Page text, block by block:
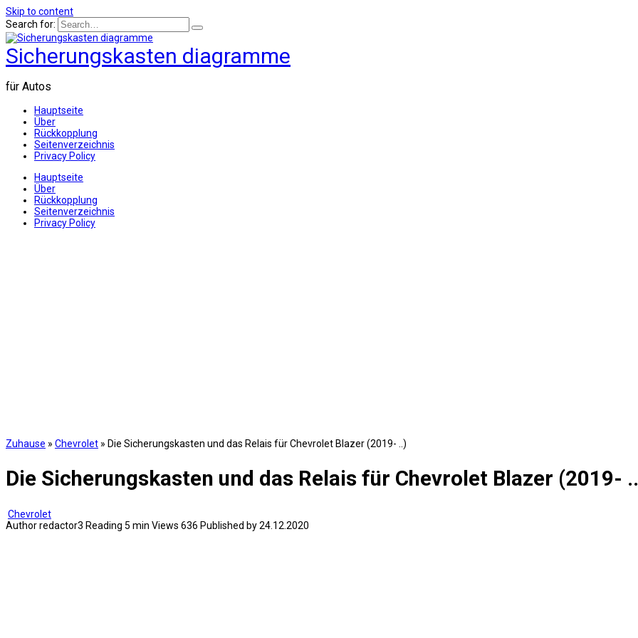
Skip to content
Search for:
Sicherungskasten diagramme
für Autos
Hauptseite
Über
Rückkopplung
Seitenverzeichnis
Privacy Policy
Hauptseite
Über
Rückkopplung
Seitenverzeichnis
Privacy Policy
Zuhause » Chevrolet » Die Sicherungskasten und das Relais für Chevrolet Blazer (2019- ..)
Die Sicherungskasten und das Relais für Chevrolet Blazer (2019-
Chevrolet
Authorredactor3 Reading 5 min Views 636 Published by24.12.2020